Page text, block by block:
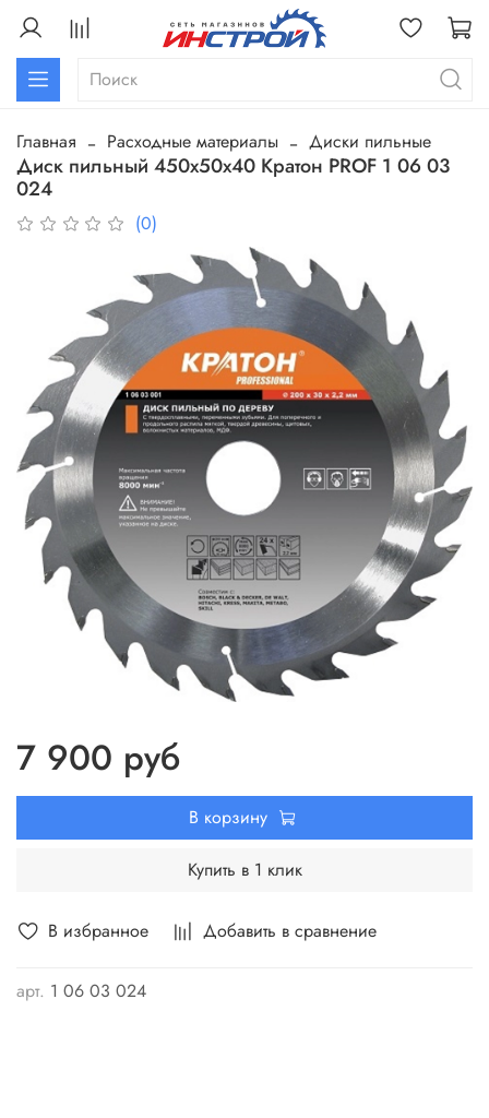
Главная Расходные материалы Диски пильные
Диск пильный 450х50х40 Кратон PROF 1 06 03
024
(0)
В избранное Добавить в сравнение
арт. 1 06 03 024
7 900 руб
В корзину
Купить в 1 клик